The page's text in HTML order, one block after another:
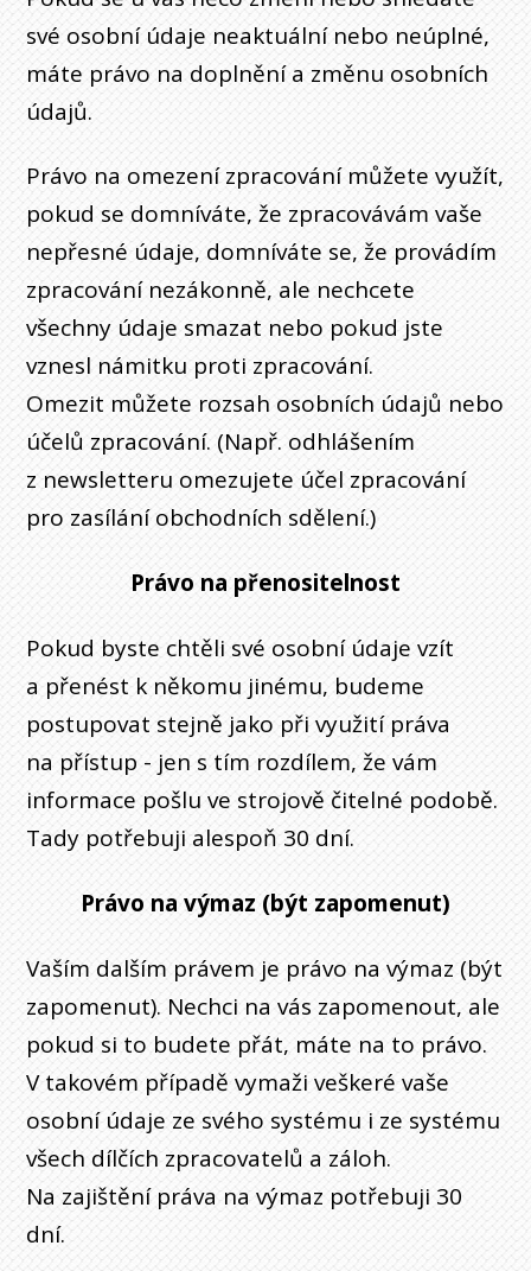
své osobní údaje neaktuální nebo neúplné,
máte právo na doplnění a změnu osobních
údajů.
Právo na omezení zpracování můžete využít,
pokud se domníváte, že zpracovávám vaše
nepřesné údaje, domníváte se, že provádím
zpracování nezákonně, ale nechcete
všechny údaje smazat nebo pokud jste
vznesl námitku proti zpracování.
Omezit můžete rozsah osobních údajů nebo
účelů zpracování. (Např. odhlášením
z newsletteru omezujete účel zpracování
pro zasílání obchodních sdělení.)
Právo na přenositelnost
Pokud byste chtěli své osobní údaje vzít
a přenést k někomu jinému, budeme
postupovat stejně jako při využití práva
na přístup - jen s tím rozdílem, že vám
informace pošlu ve strojově čitelné podobě.
Tady potřebuji alespoň 30 dní.
Právo na výmaz (být zapomenut)
Vaším dalším právem je právo na výmaz (být
zapomenut). Nechci na vás zapomenout, ale
pokud si to budete přát, máte na to právo.
V takovém případě vymaži veškeré vaše
osobní údaje ze svého systému i ze systému
všech dílčích zpracovatelů a záloh.
Na zajištění práva na výmaz potřebuji 30
dní.